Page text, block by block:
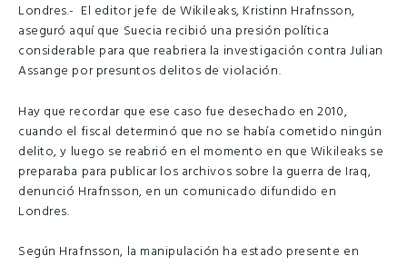
Londres.- El editor jefe de Wikileaks, Kristinn Hrafnsson,
aseguró aquí que Suecia recibió una presión política
considerable para que reabriera la investigación contra Julian
Assange por presuntos delitos de violación.
Hay que recordar que ese caso fue desechado en 2010,
cuando el fiscal determinó que no se había cometido ningún
delito, y luego se reabrió en el momento en que Wikileaks se
preparaba para publicar los archivos sobre la guerra de Iraq,
denunció Hrafnsson, en un comunicado difundido en
Londres.
Según Hrafnsson, la manipulación ha estado presente en